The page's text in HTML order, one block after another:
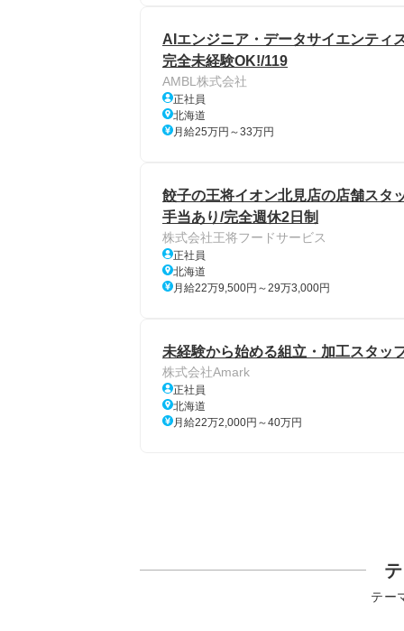
AIエンジニア・データサイエンティ
完全未経験OK!/119
AMBL株式会社
正社員
北海道
月給25万円～33万円
餃子の王将イオン北見店の店舗スタ
手当あり/完全週休2日制
株式会社王将フードサービス
正社員
北海道
月給22万9,500円～29万3,000円
未経験から始める組立・加工スタッ
株式会社Amark
正社員
北海道
月給22万2,000円～40万円
テー